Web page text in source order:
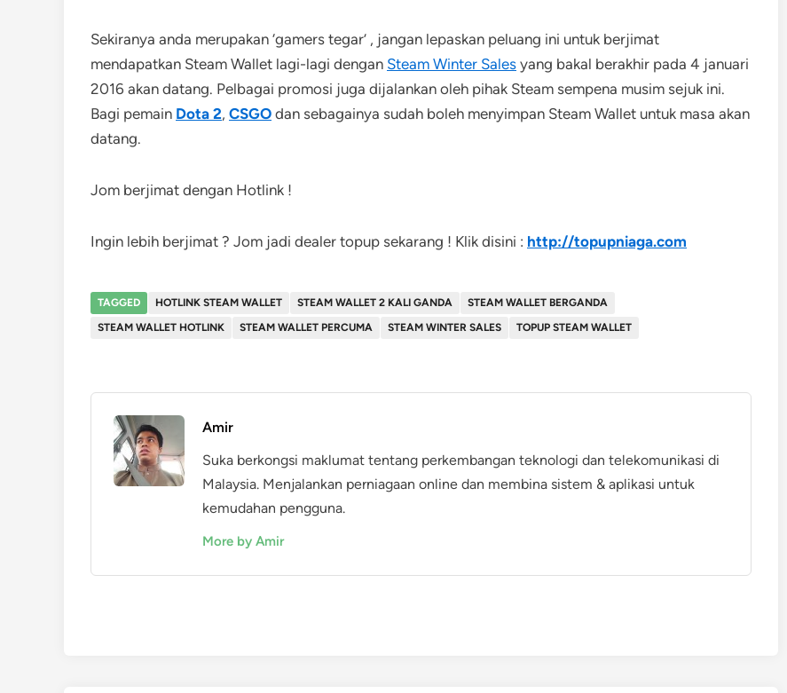
Sekiranya anda merupakan ‘gamers tegar’ , jangan lepaskan peluang ini untuk berjimat
mendapatkan Steam Wallet lagi-lagi dengan Steam Winter Sales yang bakal berakhir pada 4 januari
2016 akan datang. Pelbagai promosi juga dijalankan oleh pihak Steam sempena musim sejuk ini.
Bagi pemain Dota 2, CSGO dan sebagainya sudah boleh menyimpan Steam Wallet untuk masa akan
datang.
Jom berjimat dengan Hotlink !
Ingin lebih berjimat ? Jom jadi dealer topup sekarang ! Klik disini : http://topupniaga.com
TAGGED HOTLINK STEAM WALLET STEAM WALLET 2 KALI GANDA
STEAM WALLET BERGANDA
STEAM WALLET HOTLINK
STEAM WALLET PERCUMA STEAM WINTER SALES TOPUP STEAM WALLET
Amir
Suka berkongsi maklumat tentang perkembangan teknologi dan telekomunikasi di
Malaysia. Menjalankan perniagaan online dan membina sistem & aplikasi untuk
kemudahan pengguna.
More by Amir